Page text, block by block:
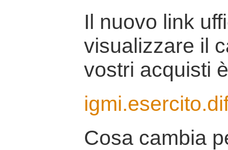
Il nuovo link
visualizzare il
vostri acquisti
Cosa cambia